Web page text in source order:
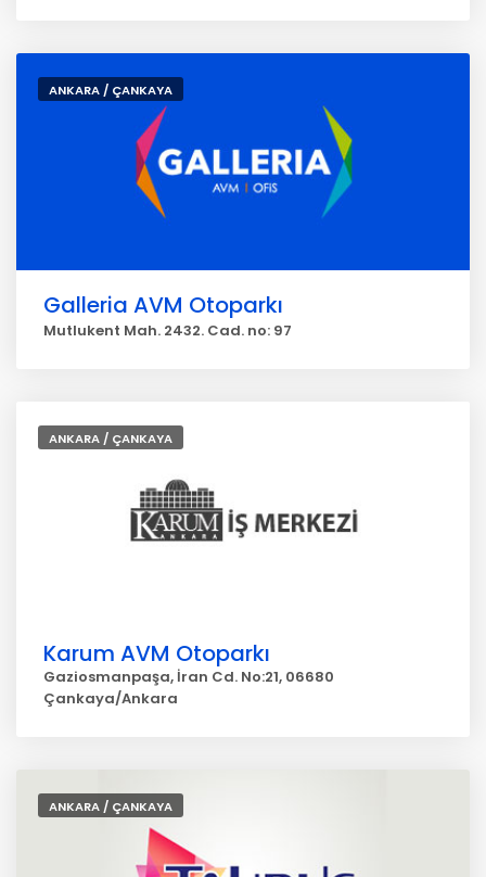
ANKARA / ÇANKAYA
Galleria AVM Otoparkı
Mutlukent Mah. 2432. Cad. no: 97
ANKARA / ÇANKAYA
Karum AVM Otoparkı
Gaziosmanpaşa, İran Cd. No:21, 06680
Çankaya/Ankara
ANKARA / ÇANKAYA